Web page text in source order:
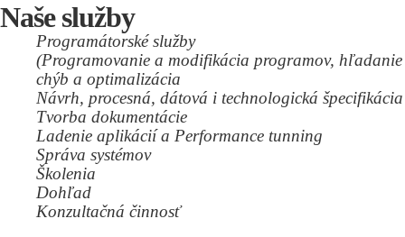
Naše služby
Programátorské služby
(Programovanie a modifikácia programov, hľadanie
chýb a optimalizácia
Návrh, procesná, dátová i technologická špecifikácia
Tvorba dokumentácie
Ladenie aplikácií a Performance tunning
Správa systémov
Školenia
Dohľad
Konzultačná činnosť